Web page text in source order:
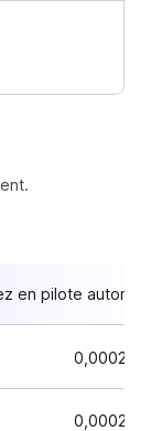
en pilote